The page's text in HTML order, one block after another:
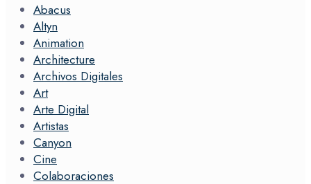
Abacus
Altyn
Animation
Architecture
Archivos Digitales
Art
Arte Digital
Artistas
Canyon
Cine
Colaboraciones